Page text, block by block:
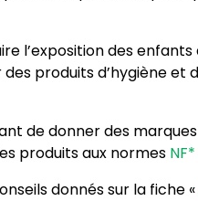
l’exposition des enfants
produits d’hygiène et
de donner des
produits aux normes NF*
donnés sur la fiche «